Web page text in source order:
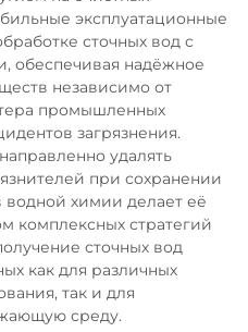
эксплуатационные
сточных вод с
обеспечивая надёжное
независимо от
промышленных
загрязнения.
удалять
при сохранении
водной химии делает её
комплексных стратегий
сточных вод
как для различных
так и для
среду.